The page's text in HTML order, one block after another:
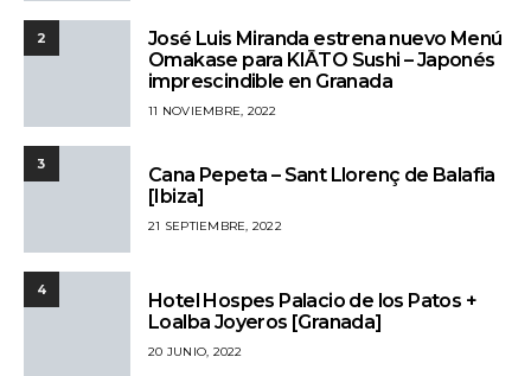
2
José Luis Miranda estrena nuevo Menú
Omakase para KIĀTO Sushi – Japonés
imprescindible en Granada
11 NOVIEMBRE, 2022
3
Cana Pepeta – Sant Llorenç de Balafia
[Ibiza]
21 SEPTIEMBRE, 2022
4
Hotel Hospes Palacio de los Patos +
Loalba Joyeros [Granada]
20 JUNIO, 2022